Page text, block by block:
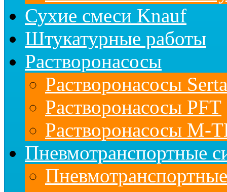
Сухие смеси Knauf
Штукатурные работы
Растворонасосы
Растворонасосы
Растворонасосы PFT
Растворонасосы M-
Пневмотранспортные